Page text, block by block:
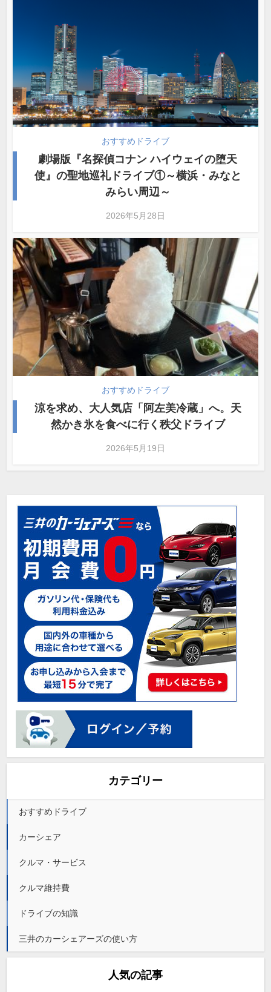
おすすめドライブ
劇場版『名探偵コナン ハイウェイの堕天
使』の聖地巡礼ドライブ①～横浜・みなと
みらい周辺～
2026年5月28日
おすすめドライブ
涼を求め、大人気店「阿左美冷蔵」へ。天
然かき氷を食べに行く秩父ドライブ
2026年5月19日
カテゴリー
おすすめドライブ
カーシェア
クルマ・サービス
クルマ維持費
ドライブの知識
三井のカーシェアーズの使い方
人気の記事